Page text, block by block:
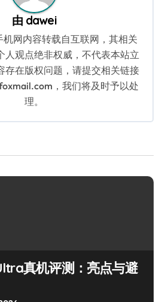
由 dawei
机网内容转载自互联网，其相关
人观点绝非权威，不代表本站立
存在版权问题，请提交相关链接
，我们将及时予以处
理。
真机评测：亮点与避